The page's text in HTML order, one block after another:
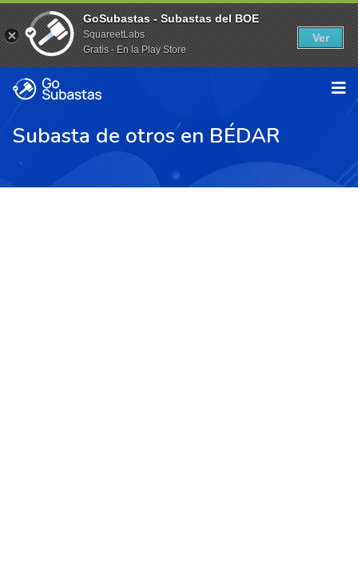
Subasta de otros en BÉDAR
GoSubastas - Subastas del BOE
SquareetLabs
Gratis - En la Play Store
Ver